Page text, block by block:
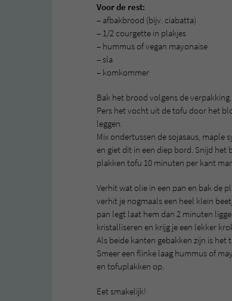
Voor de rest:
– afbakbrood (bijv. ciabatta)
– 1/2 courgette in plakjes
– hummus of vegan mayonaise
– sla
– komkommer
Bak het brood volgens de verpakking.
Pers het vocht uit de tofu door het
leggen.
Mix ondertussen de sojasaus,
en giet dit in een diep bord. Snijd het
plakken tofu 10 minuten per kant
Verhit wat olie in een pan en bak de
verhit je nogmaals een heel klein
pan legt laat hem dan 2 minuten
kristalliseren en krijg je een lekker
Als beide kanten gebakken zijn is
Smeer een flinke laag hummus of
en tofuplakken op.
Eet smakelijk!